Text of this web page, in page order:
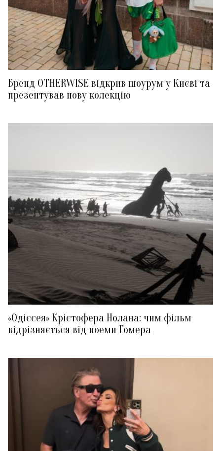
Бренд OTHERWISE відкрив шоурум у Києві та
презентував нову колекцію
«Одіссея» Крістофера Нолана: чим фільм
відрізняється від поеми Гомера